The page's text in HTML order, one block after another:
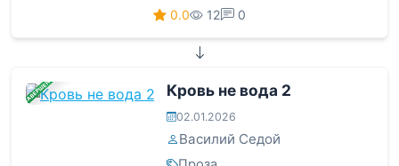
0.0 12 0
ЗАВЕРШЕНА Кровь не вода 2
02.01.2026
Василий Седой